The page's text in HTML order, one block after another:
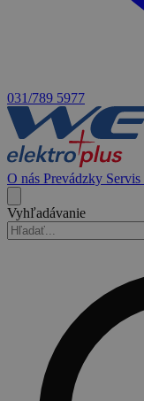
031/789 5977
O nás Prevádzky Servis
Vyhľadávanie